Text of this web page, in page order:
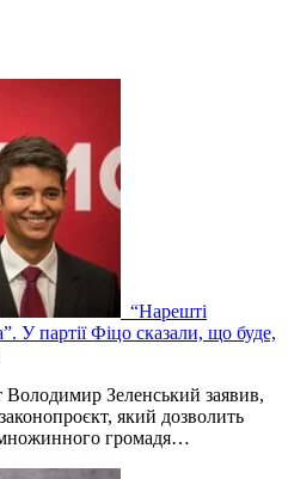
“Нарешті
У партії Фіцо сказали, що буде,
Володимир Зеленський заявив,
який дозволить
множинного громадя…